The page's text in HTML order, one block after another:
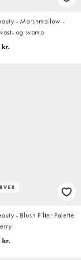
- Marshmallow -
og svamp
- Blush Filter Palette